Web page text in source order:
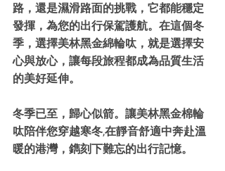
路，還是濕滑路面的挑戰，它都能穩定
發揮，為您的出行保駕護航。在這個冬
季，選擇美林黑金綿輪呔，就是選擇安
心與放心，讓每段旅程都成為品質生活
的美好延伸。
冬季已至，歸心似箭。讓美林黑金棉輪
呔陪伴您穿越寒冬,在靜音舒適中奔赴溫
暖的港灣，鐫刻下難忘的出行記憶。